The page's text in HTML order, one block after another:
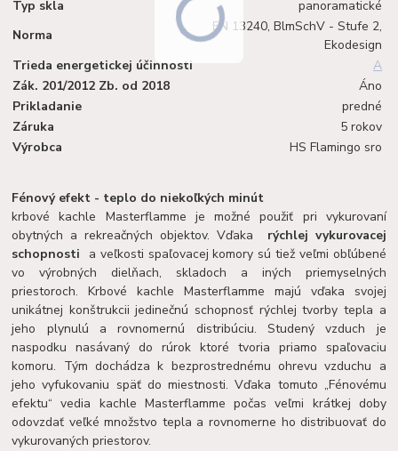
Typ skla
panoramatické
Norma
EN 13240, BlmSchV - Stufe 2,
Ekodesign
Trieda energetickej účinnosti
A
Zák. 201/2012 Zb. od 2018
Áno
Prikladanie
predné
Záruka
5 rokov
Výrobca
HS Flamingo sro
Fénový efekt - teplo do niekoľkých minút
krbové kachle Masterflamme je možné použiť pri vykurovaní
obytných a rekreačných objektov. Vďaka rýchlej vykurovacej
schopnosti a veľkosti spaľovacej komory sú tiež veľmi obľúbené
vo výrobných dielňach, skladoch a iných priemyselných
priestoroch. Krbové kachle Masterflamme majú vďaka svojej
unikátnej konštrukcii jedinečnú schopnosť rýchlej tvorby tepla a
jeho plynulú a rovnomernú distribúciu. Studený vzduch je
naspodku nasávaný do rúrok ktoré tvoria priamo spaľovaciu
komoru. Tým dochádza k bezprostrednému ohrevu vzduchu a
jeho vyfukovaniu späť do miestnosti. Vďaka tomuto „Fénovému
efektu“ vedia kachle Masterflamme počas veľmi krátkej doby
odovzdať veľké množstvo tepla a rovnomerne ho distribuovať do
vykurovaných priestorov.